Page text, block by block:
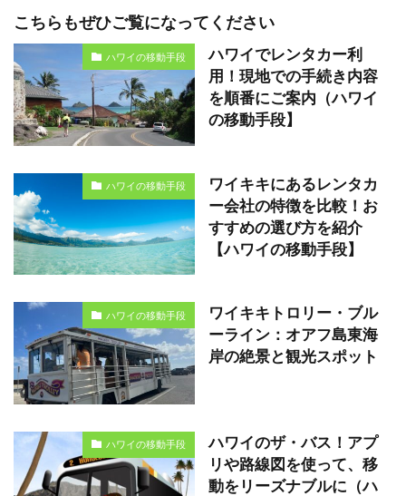
こちらもぜひご覧になってください
ハワイの移動手段
ハワイでレンタカー利
用！現地での手続き内容
を順番にご案内（ハワイ
の移動手段】
ハワイの移動手段
ワイキキにあるレンタカ
ー会社の特徴を比較！お
すすめの選び方を紹介
【ハワイの移動手段】
ハワイの移動手段
ワイキキトロリー・ブル
ーライン：オアフ島東海
岸の絶景と観光スポット
ハワイの移動手段
ハワイのザ・バス！アプ
リや路線図を使って、移
動をリーズナブルに（ハ